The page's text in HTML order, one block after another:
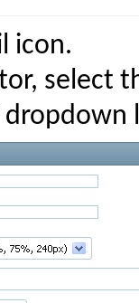
icon.
select
dropdown